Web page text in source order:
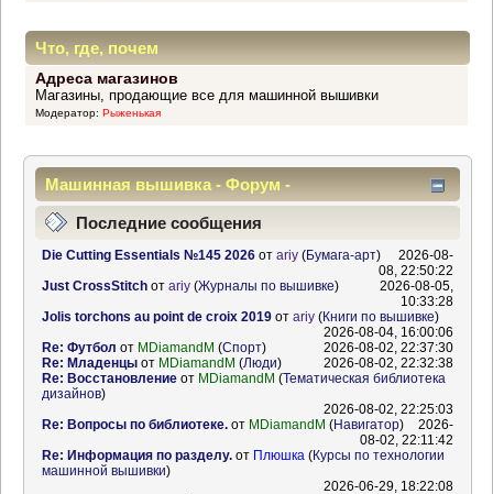
Что, где, почем
Адреса магазинов
Магазины, продающие все для машинной вышивки
Модератор: Рыженькая
Машинная вышивка - Форум -
Информационный центр
Последние сообщения
Die Cutting Essentials №145 2026от ariy(Бумага-арт)
2026-08-
08, 22:50:22
Just CrossStitchот ariy(Журналы по вышивке)
2026-08-05,
10:33:28
Jolis torchons au point de croix 2019от ariy(Книги по вышивке)
2026-08-04, 16:00:06
Re: Футбол от MDiamandM (Спорт)
2026-08-02, 22:37:30
Re: Младенцыот MDiamandM (Люди)
2026-08-02, 22:32:38
Re: Восстановлениеот MDiamandM (Тематическая библиотека
дизайнов)
2026-08-02, 22:25:03
Re: Вопросы по библиотеке.от MDiamandM (Навигатор)
2026-
08-02, 22:11:42
Re: Информация по разделу.от Плюшка (Курсы по технологии
машинной вышивки)
2026-06-29, 18:22:08